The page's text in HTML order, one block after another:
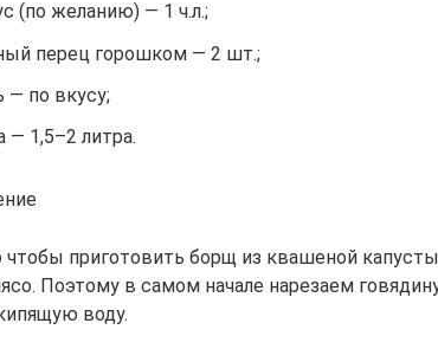
(по желанию) — 1 ч.л.;
перец горошком — 2 шт.;
— по вкусу;
— 1,5–2 литра.
чтобы приготовить борщ из квашеной
Поэтому в самом начале нарезаем
воду.